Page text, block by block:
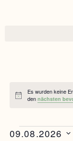
Hinweis
Es wurden keine
den nächsten
09.08.2026